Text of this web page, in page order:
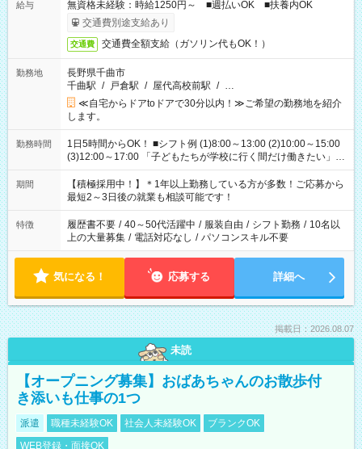
給与
無資格未経験：時給1250円～ ■週払いOK ■扶養内OK
交通費別途支給あり
交通費 交通費全額支給（ガソリン代もOK！）
勤務地
長野県千曲市
千曲駅 / 戸倉駅 / 屋代高校前駅 / …
≪自宅からドアtoドアで30分以内！≫ご希望の勤務地を紹介
します。
勤務時間
1日5時間からOK！ ■シフト例 (1)8:00～13:00 (2)10:00～15:00
(3)12:00～17:00 「子どもたちが学校に行く間だけ働きたい」
「余裕を持って夕飯の準備がしたい」 「午前中は働いて、午後
はプライベートの時間にしたい」 など、ご希望を教えてくださ
いね。 ※Wワーク希望の方へ 今ご覧のお仕事で希望する勤務時
間と、もう1つのお仕事の勤務時間。 合計で週40時間を超える
場合は応募できません。
期間
【積極採用中！】＊1年以上勤務している方が多数！ご応募から
最短2～3日後の就業も相談可能です！
特徴 履歴書不要 / 40～50代活躍中 / 服装自由 / シフト勤務 / 10名以
上の大量募集 / 電話対応なし / パソコンスキル不要
気になる！ 応募する 詳細へ
掲載日：2026.08.07
未読
【オープニング募集】おばあちゃんのお散歩付
き添いも仕事の1つ
派遣 職種未経験OK 社会人未経験OK
ブランクOK
WEB登録・面接OK